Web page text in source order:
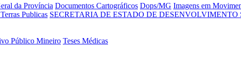
da Província Documentos Cartográficos Dops/MG Imagens em
Publicas SECRETARIA DE ESTADO DE DESENVOLVIMENTO
Público Mineiro Teses Médicas